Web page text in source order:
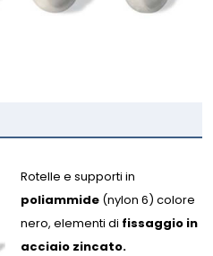
Rotelle e supporti in
poliammide (nylon 6) colore
nero, elementi di fissaggio in
acciaio zincato.